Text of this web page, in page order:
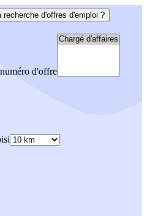
recherche d'offres d'emploi ?
d'offre